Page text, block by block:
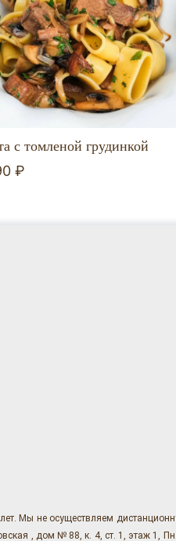
с томленой грудинкой
₽
Мы не осуществляем
, дом № 88, к. 4, ст. 1, этаж 1,